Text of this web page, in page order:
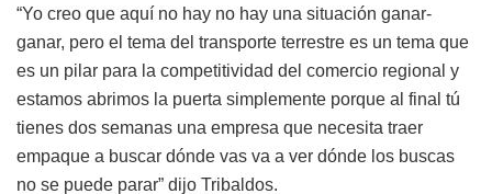
“Yo creo que aquí no hay no hay una situación ganar-
ganar, pero el tema del transporte terrestre es un tema que
es un pilar para la competitividad del comercio regional y
estamos abrimos la puerta simplemente porque al final tú
tienes dos semanas una empresa que necesita traer
empaque a buscar dónde vas va a ver dónde los buscas
no se puede parar” dijo Tribaldos.